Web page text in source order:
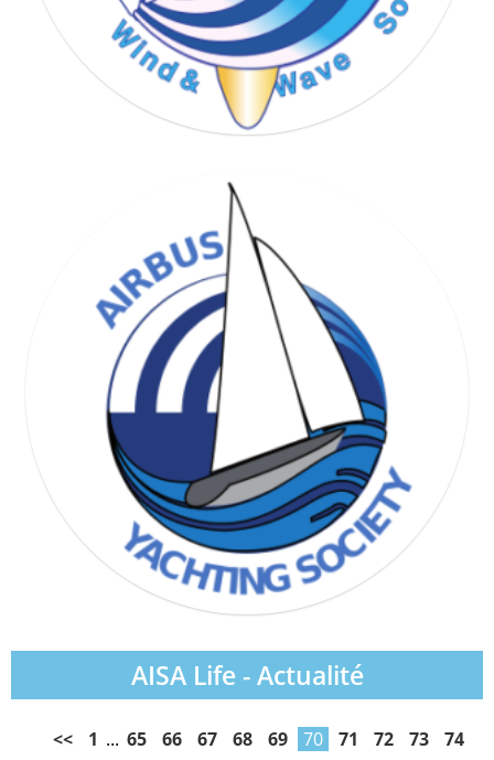
WIND & WAVE SOCIETY
AISA Life - Actualité
<< 1 ... 65 66 67 68 69 70 71 72 73
74